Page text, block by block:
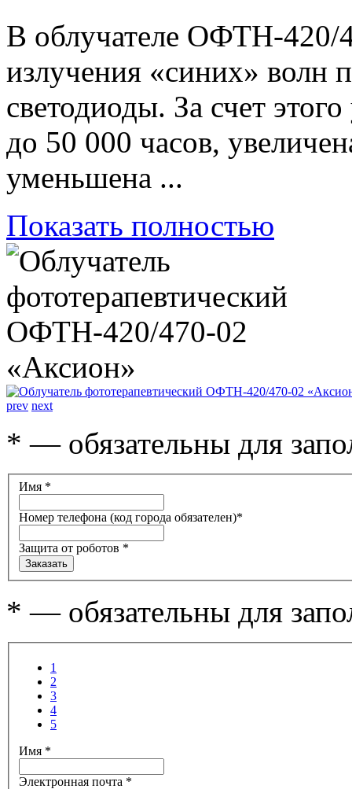
В облучателе ОФТН-420/
излучения «синих» волн
светодиоды. За счет
до 50 000 часов,
уменьшена ...
Показать полностью
prev next
* — обязательны для
Имя *
Номер телефона (код города обязателен)*
Защита от роботов *
* — обязательны для
1
2
3
4
5
Имя *
Электронная почта *